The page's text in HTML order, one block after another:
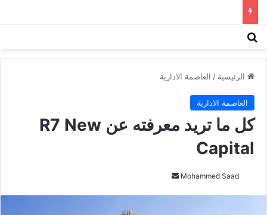
الرئيسية / العاصمة الادارية
العاصمة الادارية
كل ما تريد معرفته عن R7 New
Capital
Mohammed Saad